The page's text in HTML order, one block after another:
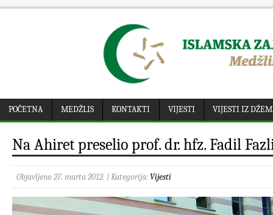
POČETNA MEDŽLIS KONTAKTI VIJESTI VIJESTI IZ
Na Ahiret preselio prof. dr. hfz. Fadil
Objavljeno 27. marta 2012. | Kategorija: Vijesti